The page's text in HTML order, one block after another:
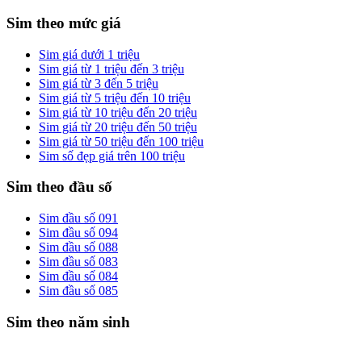
Sim theo mức giá
Sim giá dưới 1 triệu
Sim giá từ 1 triệu đến 3 triệu
Sim giá từ 3 đến 5 triệu
Sim giá từ 5 triệu đến 10 triệu
Sim giá từ 10 triệu đến 20 triệu
Sim giá từ 20 triệu đến 50 triệu
Sim giá từ 50 triệu đến 100 triệu
Sim số đẹp giá trên 100 triệu
Sim theo đầu số
Sim đầu số 091
Sim đầu số 094
Sim đầu số 088
Sim đầu số 083
Sim đầu số 084
Sim đầu số 085
Sim theo năm sinh